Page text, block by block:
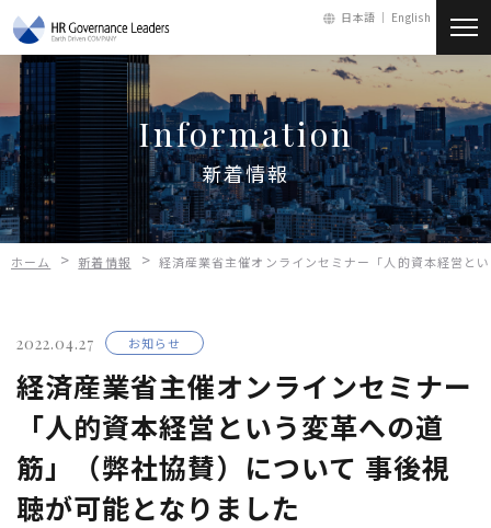
日本語 ｜ English
新着情報
会社情報
サービス
お問い合わせ
メールマガジン
会員ログイン
Information
新着情報
ホーム > 新着情報 > 経済産業省主催オンラインセミナー「人的資本経営と
2022.04.27 お知らせ
経済産業省主催オンラインセミナー
「人的資本経営という変革への道
筋」（弊社協賛）について 事後視
聴が可能となりました